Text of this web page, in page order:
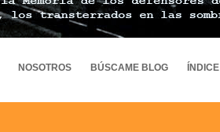
NOSOTROS BÚSCAME BLOG ÍNDICE